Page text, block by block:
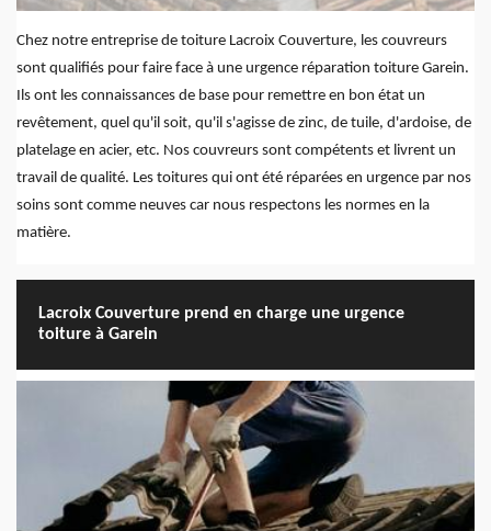
Chez notre entreprise de toiture Lacroix Couverture, les couvreurs
sont qualifiés pour faire face à une urgence réparation toiture Garein.
Ils ont les connaissances de base pour remettre en bon état un
revêtement, quel qu'il soit, qu'il s'agisse de zinc, de tuile, d'ardoise, de
platelage en acier, etc. Nos couvreurs sont compétents et livrent un
travail de qualité. Les toitures qui ont été réparées en urgence par nos
soins sont comme neuves car nous respectons les normes en la
matière.
Lacroix Couverture prend en charge une urgence
toiture à Garein